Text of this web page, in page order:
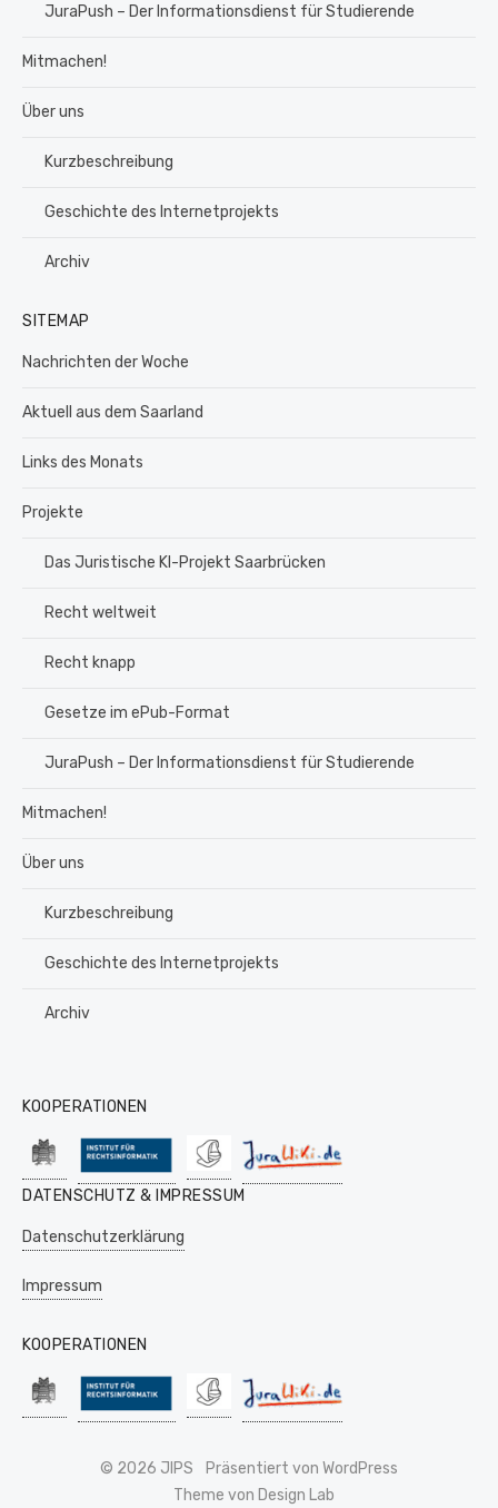
JuraPush – Der Informationsdienst für Studierende
Mitmachen!
Über uns
Kurzbeschreibung
Geschichte des Internetprojekts
Archiv
SITEMAP
Nachrichten der Woche
Aktuell aus dem Saarland
Links des Monats
Projekte
Das Juristische KI-Projekt Saarbrücken
Recht weltweit
Recht knapp
Gesetze im ePub-Format
JuraPush – Der Informationsdienst für Studierende
Mitmachen!
Über uns
Kurzbeschreibung
Geschichte des Internetprojekts
Archiv
KOOPERATIONEN
DATENSCHUTZ & IMPRESSUM
Datenschutzerklärung
Impressum
KOOPERATIONEN
© 2026 JIPS
Präsentiert von WordPress
Theme von Design Lab